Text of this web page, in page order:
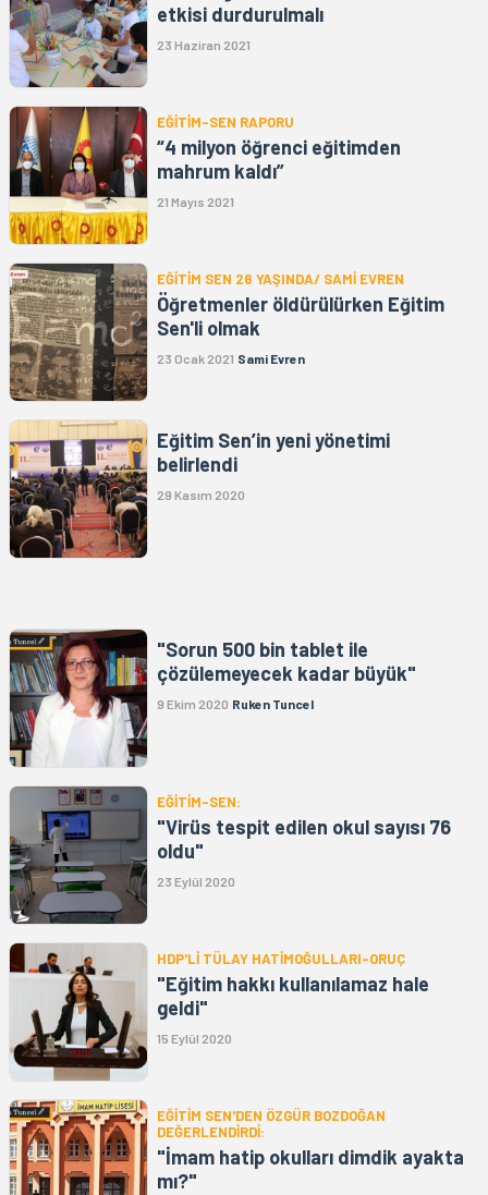
etkisi durdurulmalı
23 Haziran 2021
EĞİTİM-SEN RAPORU
“4 milyon öğrenci eğitimden
mahrum kaldı”
21 Mayıs 2021
EĞİTİM SEN 26 YAŞINDA/ SAMİ EVREN
Öğretmenler öldürülürken Eğitim
Sen'li olmak
23 Ocak 2021 Sami Evren
Eğitim Sen’in yeni yönetimi
belirlendi
29 Kasım 2020
"Sorun 500 bin tablet ile
çözülemeyecek kadar büyük"
9 Ekim 2020 Ruken Tuncel
EĞİTİM-SEN:
"Virüs tespit edilen okul sayısı 76
oldu"
23 Eylül 2020
HDP'Lİ TÜLAY HATİMOĞULLARI-ORUÇ
"Eğitim hakkı kullanılamaz hale
geldi"
15 Eylül 2020
EĞİTİM SEN'DEN ÖZGÜR BOZDOĞAN
DEĞERLENDİRDİ:
"İmam hatip okulları dimdik ayakta
mı?"